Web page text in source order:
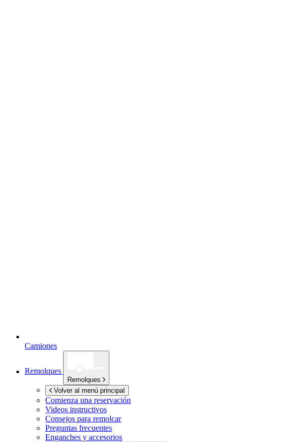
Camiones
Remolques
Remolques
Volver al menú principal
Comienza una reservación
Videos instructivos
Consejos para remolcar
Preguntas frecuentes
Enganches y accesorios